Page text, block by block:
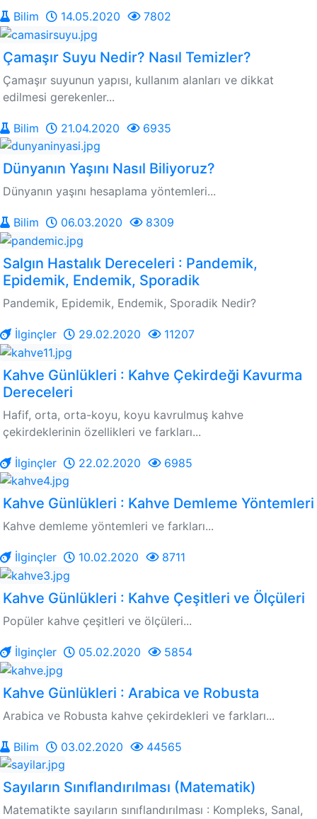
Bilim 14.05.2020 7802
Çamaşır Suyu Nedir? Nasıl Temizler?
Çamaşır suyunun yapısı, kullanım alanları ve dikkat
edilmesi gerekenler...
Bilim 21.04.2020 6935
Dünyanın Yaşını Nasıl Biliyoruz?
Dünyanın yaşını hesaplama yöntemleri...
Bilim 06.03.2020 8309
Salgın Hastalık Dereceleri : Pandemik,
Epidemik, Endemik, Sporadik
Pandemik, Epidemik, Endemik, Sporadik Nedir?
İlginçler 29.02.2020 11207
Kahve Günlükleri : Kahve Çekirdeği Kavurma
Dereceleri
Hafif, orta, orta-koyu, koyu kavrulmuş kahve
çekirdeklerinin özellikleri ve farkları...
İlginçler 22.02.2020 6985
Kahve Günlükleri : Kahve Demleme Yöntemleri
Kahve demleme yöntemleri ve farkları...
İlginçler 10.02.2020 8711
Kahve Günlükleri : Kahve Çeşitleri ve Ölçüleri
Popüler kahve çeşitleri ve ölçüleri...
İlginçler 05.02.2020 5854
Kahve Günlükleri : Arabica ve Robusta
Arabica ve Robusta kahve çekirdekleri ve farkları...
Bilim 03.02.2020 44565
Sayıların Sınıflandırılması (Matematik)
Matematikte sayıların sınıflandırılması : Kompleks, Sanal,